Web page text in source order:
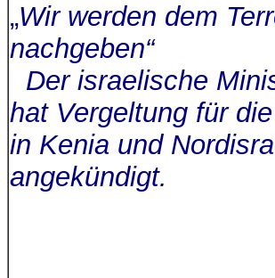
„Wir werden dem
nachgeben“
Der israelische
hat Vergeltung für
in Kenia und
angekündigt.